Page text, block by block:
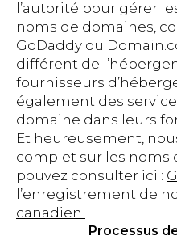
l’autorité pour gérer
noms de domaines,
GoDaddy ou
différent de
fournisseurs
également des
domaine dans leurs
Et heureusement,
complet sur les noms
pouvez consulter ici :
l’enregistrement de
canadien
Processus